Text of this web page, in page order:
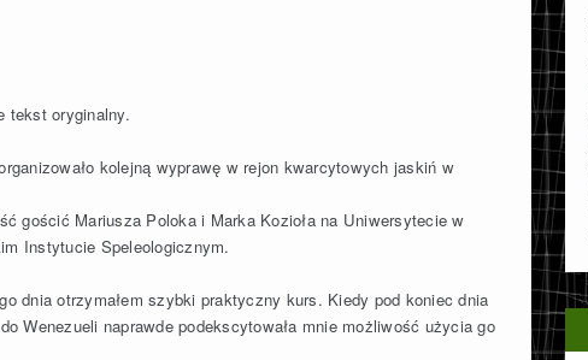
tekst oryginalny.
kolejną wyprawę w rejon kwarcytowych jaskiń w
gościć Mariusza Poloka i Marka Kozioła na Uniwersytecie w
Instytucie Speleologicznym.
dnia otrzymałem szybki praktyczny kurs. Kiedy pod koniec dnia
Wenezueli naprawde podekscytowała mnie możliwość użycia go